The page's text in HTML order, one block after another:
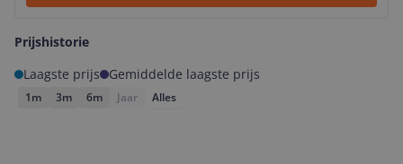
Prijshistorie
Laagste prijs
Gemiddelde laagste prijs
1m 3m 6m Jaar Alles